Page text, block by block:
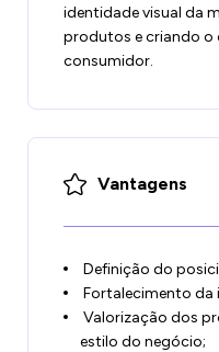
identidade visual da
produtos e criando o
consumidor.
Vantagens
Definição do
Fortalecimento da
Valorização dos
estilo do negócio;